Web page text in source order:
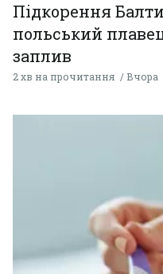
Підкорення
польський
заплив
2 хв на прочитання Вчора